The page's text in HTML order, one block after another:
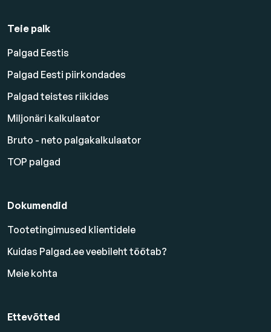
Teie palk
Palgad Eestis
Palgad Eesti piirkondades
Palgad teistes riikides
Miljonäri kalkulaator
Bruto - neto palgakalkulaator
TOP palgad
Dokumendid
Tootetingimused klientidele
Kuidas Palgad.ee veebileht töötab?
Meie kohta
Ettevõtted